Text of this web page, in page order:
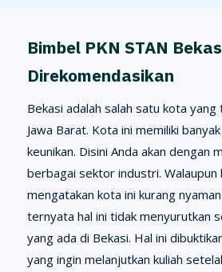
Bimbel PKN STAN
Direkomendasikan
Bekasi adalah salah satu kota
Jawa Barat. Kota ini memiliki
keunikan. Disini Anda akan dengan
berbagai sektor industri. Walaupun
mengatakan kota ini kurang
ternyata hal ini tidak menyurutkan
yang ada di Bekasi. Hal ini
yang ingin melanjutkan kuliah